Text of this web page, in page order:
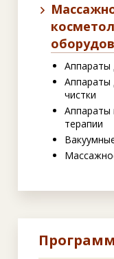
Аппараты
Аппараты
чистки
Аппараты
терапии